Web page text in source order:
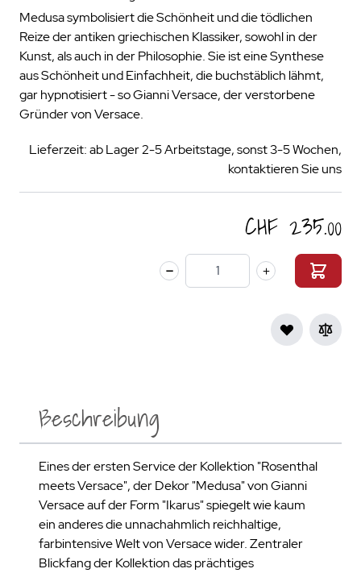
Medusa symbolisiert die Schönheit und die tödlichen
Reize der antiken griechischen Klassiker, sowohl in der
Kunst, als auch in der Philosophie. Sie ist eine Synthese
aus Schönheit und Einfachheit, die buchstäblich lähmt,
gar hypnotisiert - so Gianni Versace, der verstorbene
Gründer von Versace.
Lieferzeit: ab Lager 2-5 Arbeitstage, sonst 3-5 Wochen,
kontaktieren Sie uns
CHF 235.00
Menge
Beschreibung
Eines der ersten Service der Kollektion "Rosenthal
meets Versace", der Dekor "Medusa" von Gianni
Versace auf der Form "Ikarus" spiegelt wie kaum
ein anderes die unnachahmlich reichhaltige,
farbintensive Welt von Versace wider. Zentraler
Blickfang der Kollektion das prächtiges